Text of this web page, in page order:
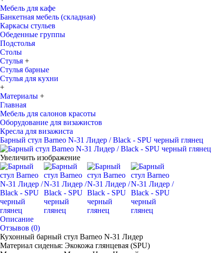
Мебель для кафе
Банкетная мебель (складная)
Каркасы стульев
Обеденные группы
Подстолья
Столы
Стулья +
Стулья барные
Стулья для кухни
+
Материалы +
Главная
Мебель для салонов красоты
Оборудование для визажистов
Кресла для визажиста
Барный стул Barneo N-31 Лидер / Black - SPU черный глянец
Увеличить изображение
Описание
Отзывов (0)
Кухонный барный стул Barneo N-31 Лидер
Материал сиденья: Экокожа глянцевая (SPU)